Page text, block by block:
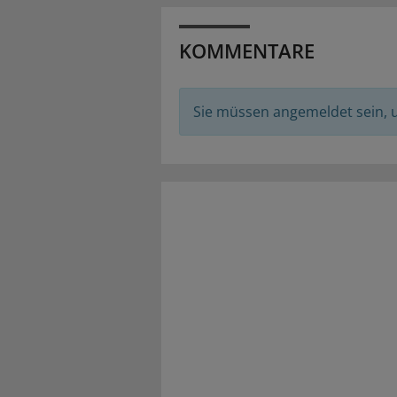
KOMMENTARE
Sie müssen angemeldet